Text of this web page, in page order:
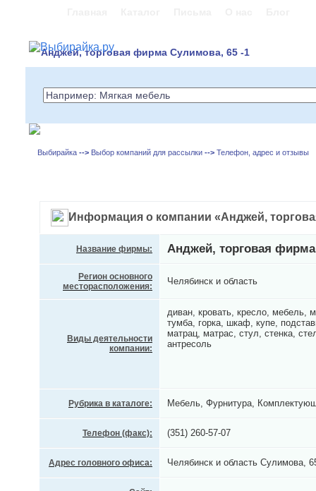
Анджей, торговая фирма Сулимова, 65 -1
Выбирайка --> Выбор компаний для рассылки --> Телефон, адрес и отзывы
Информация о компании «Анджей,
Название фирмы: Анджей, торговая фирма
Регион основного
месторасположения:
Челябинск и область
Виды деятельности
компании:
диван, кровать, кресло, мебель,
тумба, горка, шкаф, купе,
матрац, матрас, стул, стенка,
антресоль
Рубрика в каталоге: Мебель, Фурнитура,
Телефон (факс): (351) 260-57-07
Адрес головного офиса: Челябинск и область Сулимова,